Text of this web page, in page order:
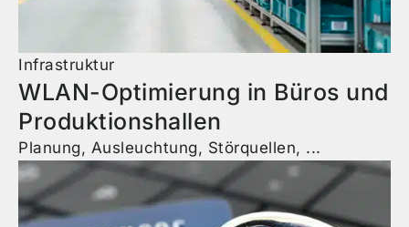
Infrastruktur
WLAN-Optimierung in Büros und
Produktionshallen
Planung, Ausleuchtung, Störquellen, ...